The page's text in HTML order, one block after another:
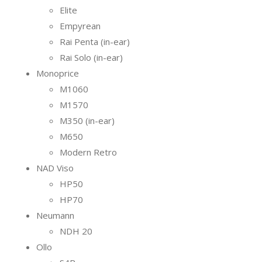
Elite
Empyrean
Rai Penta (in-ear)
Rai Solo (in-ear)
Monoprice
M1060
M1570
M350 (in-ear)
M650
Modern Retro
NAD Viso
HP50
HP70
Neumann
NDH 20
Ollo